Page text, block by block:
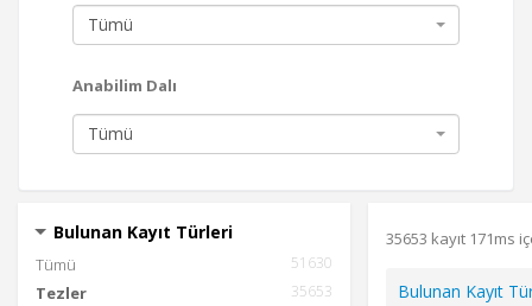
Tümü
Anabilim Dalı
Tümü
Bulunan Kayıt Türleri
Tümü 51630
Tezler 35653
35653 kayıt 171ms
Bulunan Kayıt